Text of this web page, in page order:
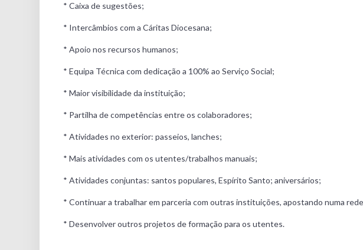
* Caixa de sugestões;
* Intercâmbios com a Cáritas Diocesana;
* Apoio nos recursos humanos;
* Equipa Técnica com dedicação a 100% ao Serviço Social;
* Maior visibilidade da instituição;
* Partilha de competências entre os colaboradores;
* Atividades no exterior: passeios, lanches;
* Mais atividades com os utentes/trabalhos manuais;
* Atividades conjuntas: santos populares, Espírito Santo; aniversários;
* Continuar a trabalhar em parceria com outras instituições, apostando numa
* Desenvolver outros projetos de formação para os utentes.